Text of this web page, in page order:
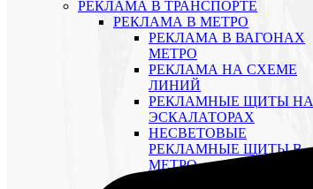
РЕКЛАМА В ТРАНСПОРТЕ
РЕКЛАМА В МЕТРО
РЕКЛАМА В ВАГОНАХ
МЕТРО
РЕКЛАМА НА СХЕМЕ
ЛИНИЙ
РЕКЛАМНЫЕ ЩИТЫ НА
ЭСКАЛАТОРАХ
НЕСВЕТОВЫЕ
РЕКЛАМНЫЕ ЩИТЫ В
МЕТРО